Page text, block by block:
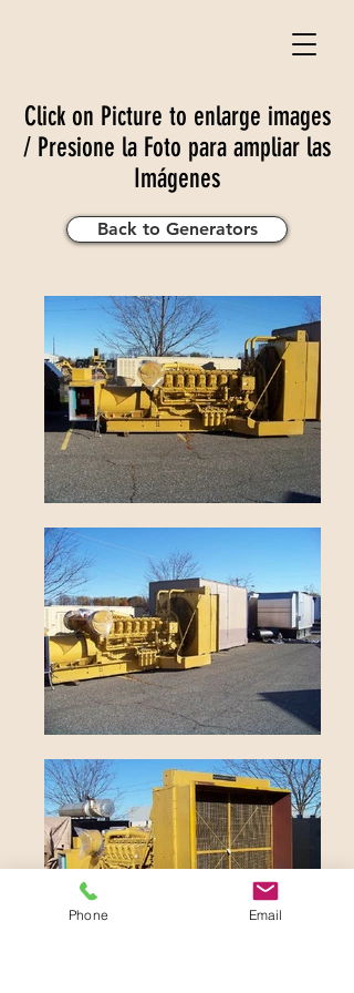
Click on Picture to enlarge images
/ Presione la Foto para ampliar las
Imágenes
Back to Generators
Phone Email